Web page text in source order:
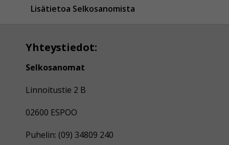
Lisätietoa Selkosanomista
Yhteystiedot:
Selkosanomat
Linnoitustie 2 B
02600 ESPOO
Puhelin: (09) 34809 240